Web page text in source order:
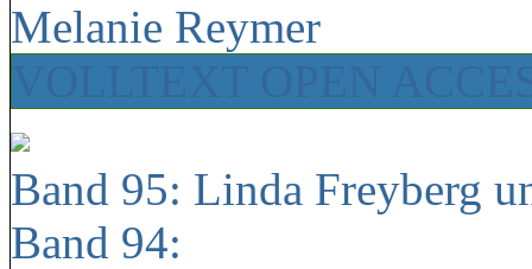
Melanie Reymer
Band 95: Linda Freyberg
Band 94: